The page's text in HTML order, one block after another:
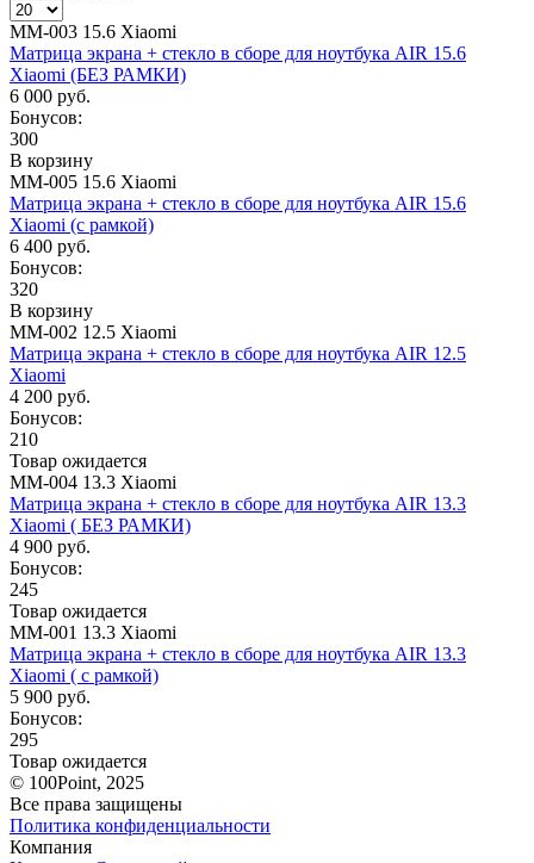
ММ-003 15.6 Xiaomi
Матрица экрана + стекло в сборе для ноутбука AIR 15.6
Xiaomi (БЕЗ РАМКИ)
6 000 руб.
Бонусов:
300
В корзину
ММ-005 15.6 Xiaomi
Матрица экрана + стекло в сборе для ноутбука AIR 15.6
Xiaomi (с рамкой)
6 400 руб.
Бонусов:
320
В корзину
ММ-002 12.5 Xiaomi
Матрица экрана + стекло в сборе для ноутбука AIR 12.5
Xiaomi
4 200 руб.
Бонусов:
210
Товар ожидается
ММ-004 13.3 Xiaomi
Матрица экрана + стекло в сборе для ноутбука AIR 13.3
Xiaomi ( БЕЗ РАМКИ)
4 900 руб.
Бонусов:
245
Товар ожидается
ММ-001 13.3 Xiaomi
Матрица экрана + стекло в сборе для ноутбука AIR 13.3
Xiaomi ( с рамкой)
5 900 руб.
Бонусов:
295
Товар ожидается
© 100Point, 2025
Все права защищены
Политика конфиденциальности
Компания